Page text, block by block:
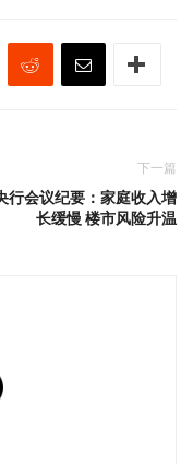
下一篇
行会议纪要：家庭收入增
长缓慢 楼市风险升温